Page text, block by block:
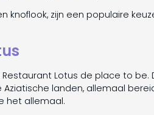
knoflook, zijn een populaire
Lotus de place to
landen, allemaal
het allemaal.